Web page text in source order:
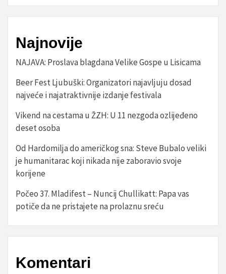
Najnovije
NAJAVA: Proslava blagdana Velike Gospe u Lisicama
Beer Fest Ljubuški: Organizatori najavljuju dosad
najveće i najatraktivnije izdanje festivala
Vikend na cestama u ŽZH: U 11 nezgoda ozlijeđeno
deset osoba
Od Hardomilja do američkog sna: Steve Bubalo veliki
je humanitarac koji nikada nije zaboravio svoje
korijene
Počeo 37. Mladifest – Nuncij Chullikatt: Papa vas
potiče da ne pristajete na prolaznu sreću
Komentari